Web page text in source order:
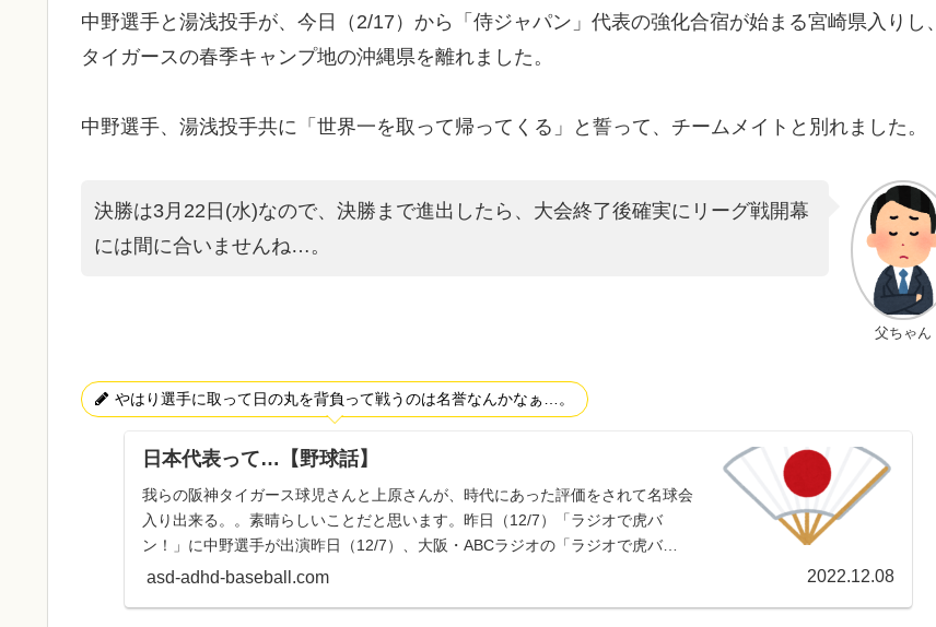
中野選手と湯浅投手が、今日（2/17）から「侍ジャパン」代表の強化合宿が始まる宮崎県入りし、
タイガースの春季キャンプ地の沖縄県を離れました。
中野選手、湯浅投手共に「世界一を取って帰ってくる」と誓って、チームメイトと別れました。
父ちゃん
決勝は3月22日(水)なので、決勝まで進出したら、大会終了後確実にリーグ戦開幕
には間に合いませんね…。
やはり選手に取って日の丸を背負って戦うのは名誉なんかなぁ…。
日本代表って…【野球話】
我らの阪神タイガース球児さんと上原さんが、時代にあった評価をされて名球会
入り出来る。。素晴らしいことだと思います。昨日（12/7）「ラジオで虎バ
ン！」に中野選手が出演昨日（12/7）、大阪・ABCラジオの「ラジオで虎バ
ン！」に生出演した中野...
asd-adhd-baseball.com 2022.12.08